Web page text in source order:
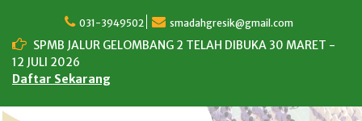
content
031-3949502 smadahgresik@gmail.com
SPMB JALUR GELOMBANG 2 TELAH DIBUKA 30 MARET -
12 JULI 2026
Daftar Sekarang